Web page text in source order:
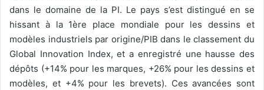
dans le domaine de la PI. Le pays s’est distingué en se
hissant à la 1ère place mondiale pour les dessins et
modèles industriels par origine/PIB dans le classement du
Global Innovation Index, et a enregistré une hausse des
dépôts (+14% pour les marques, +26% pour les dessins et
modèles, et +4% pour les brevets). Ces avancées sont